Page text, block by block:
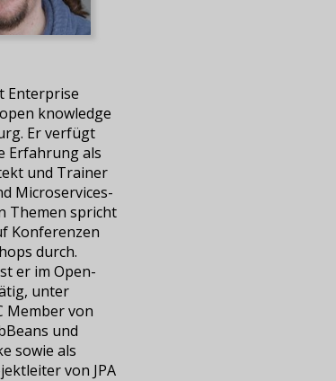
Enterprise
knowledge
Er verfügt
Erfahrung als
und Trainer
Microservices-
Themen spricht
Konferenzen
durch.
er im Open-
unter
Member von
und
sowie als
von JPA